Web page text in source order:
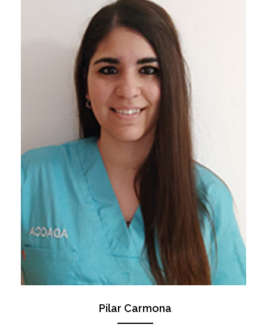
Pilar Carmona